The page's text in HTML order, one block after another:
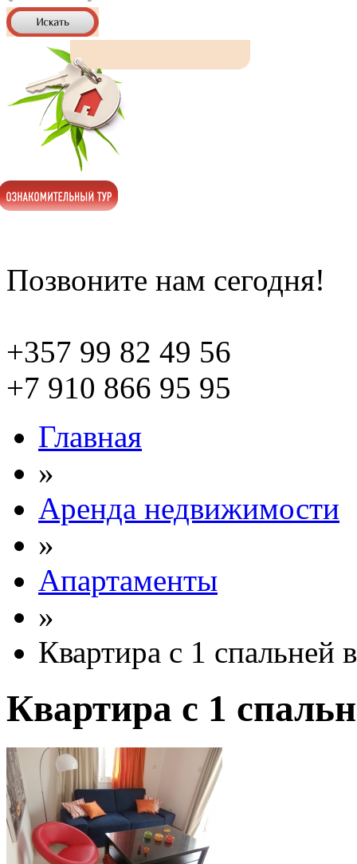
Позвоните нам сегодня!
+357 99 82 49 56
+7 910 866 95 95
Главная
»
Аренда недвижимости
»
Апартаменты
»
Квартира с 1
Квартира с 1